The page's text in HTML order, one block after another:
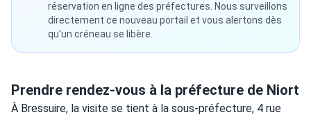
réservation en ligne des préfectures. Nous surveillons
directement ce nouveau portail et vous alertons dès
qu'un créneau se libère.
Prendre rendez-vous à la préfecture de Niort
À Bressuire, la visite se tient à la sous-préfecture, 4 rue